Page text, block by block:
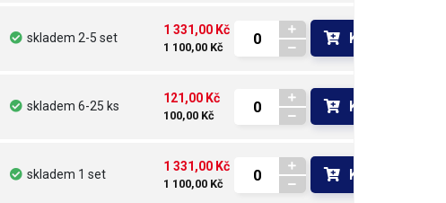
skladem 2-5 set
1 331,00 Kč
1 100,00 Kč
Koupit
skladem 6-25 ks
121,00 Kč
100,00 Kč
Koupit
skladem 1 set
1 331,00 Kč
1 100,00 Kč
Koupit